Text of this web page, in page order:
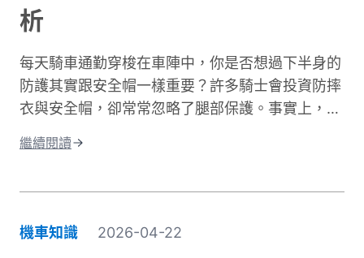
析
每天騎車通勤穿梭在車陣中，你是否想過下半身的
防護其實跟安全帽一樣重要？許多騎士會投資防摔
衣與安全帽，卻常常忽略了腿部保護。事實上，大
據交通部統計，機車事故傷亡中，頭部仍是最高致
部位。專業的機車防摔褲內建護膝、採用耐磨材
質，能在摔車瞬間提供關鍵保護。這與一般牛仔褲
繼續閱讀
機車知識 2026-04-22